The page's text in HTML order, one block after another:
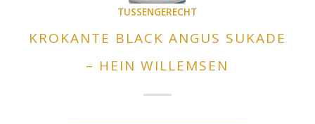
TUSSENGERECHT
KROKANTE BLACK ANGUS SUKADE
– HEIN WILLEMSEN